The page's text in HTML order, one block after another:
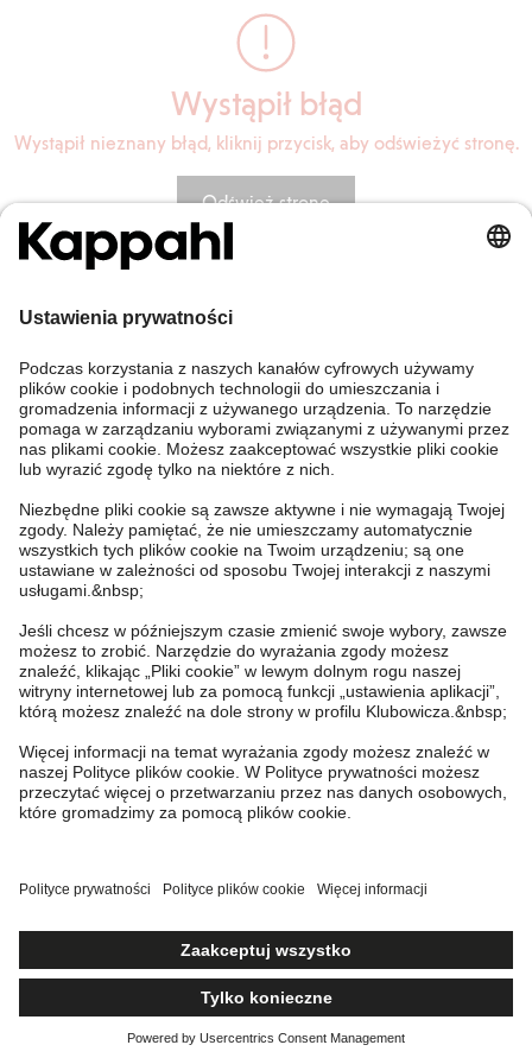
Wystąpił błąd
Wystąpił nieznany błąd, kliknij przycisk, aby odświeżyć stronę.
Odśwież stronę